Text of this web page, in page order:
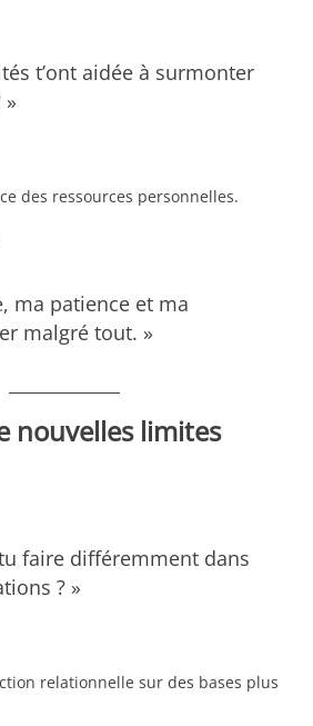
t’ont aidée à surmonter
des ressources personnelles.
ma patience et ma
malgré tout. »
nouvelles limites
faire différemment dans
? »
relationnelle sur des bases plus